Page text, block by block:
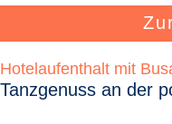
Hotelaufenthalt mit
Tanzgenuss an der